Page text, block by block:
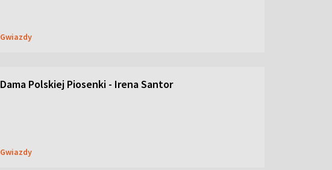
Gwiazdy
Dama Polskiej Piosenki - Irena Santor
Gwiazdy